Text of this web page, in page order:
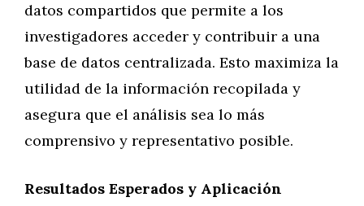
datos compartidos que permite a los
investigadores acceder y contribuir a una
base de datos centralizada. Esto maximiza la
utilidad de la información recopilada y
asegura que el análisis sea lo más
comprensivo y representativo posible.
Resultados Esperados y Aplicación